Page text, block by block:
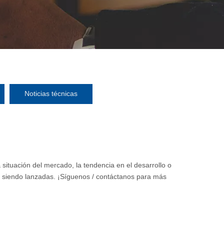
Noticias técnicas
del mercado, la tendencia en el desarrollo o
siendo lanzadas. ¡Síguenos / contáctanos para más